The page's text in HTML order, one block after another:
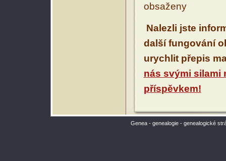
obsaženy
Nalezli jste
další fungování
urychlit přepis
nás svými silami
příspěvkem!
Genea - genealogie - genealogické